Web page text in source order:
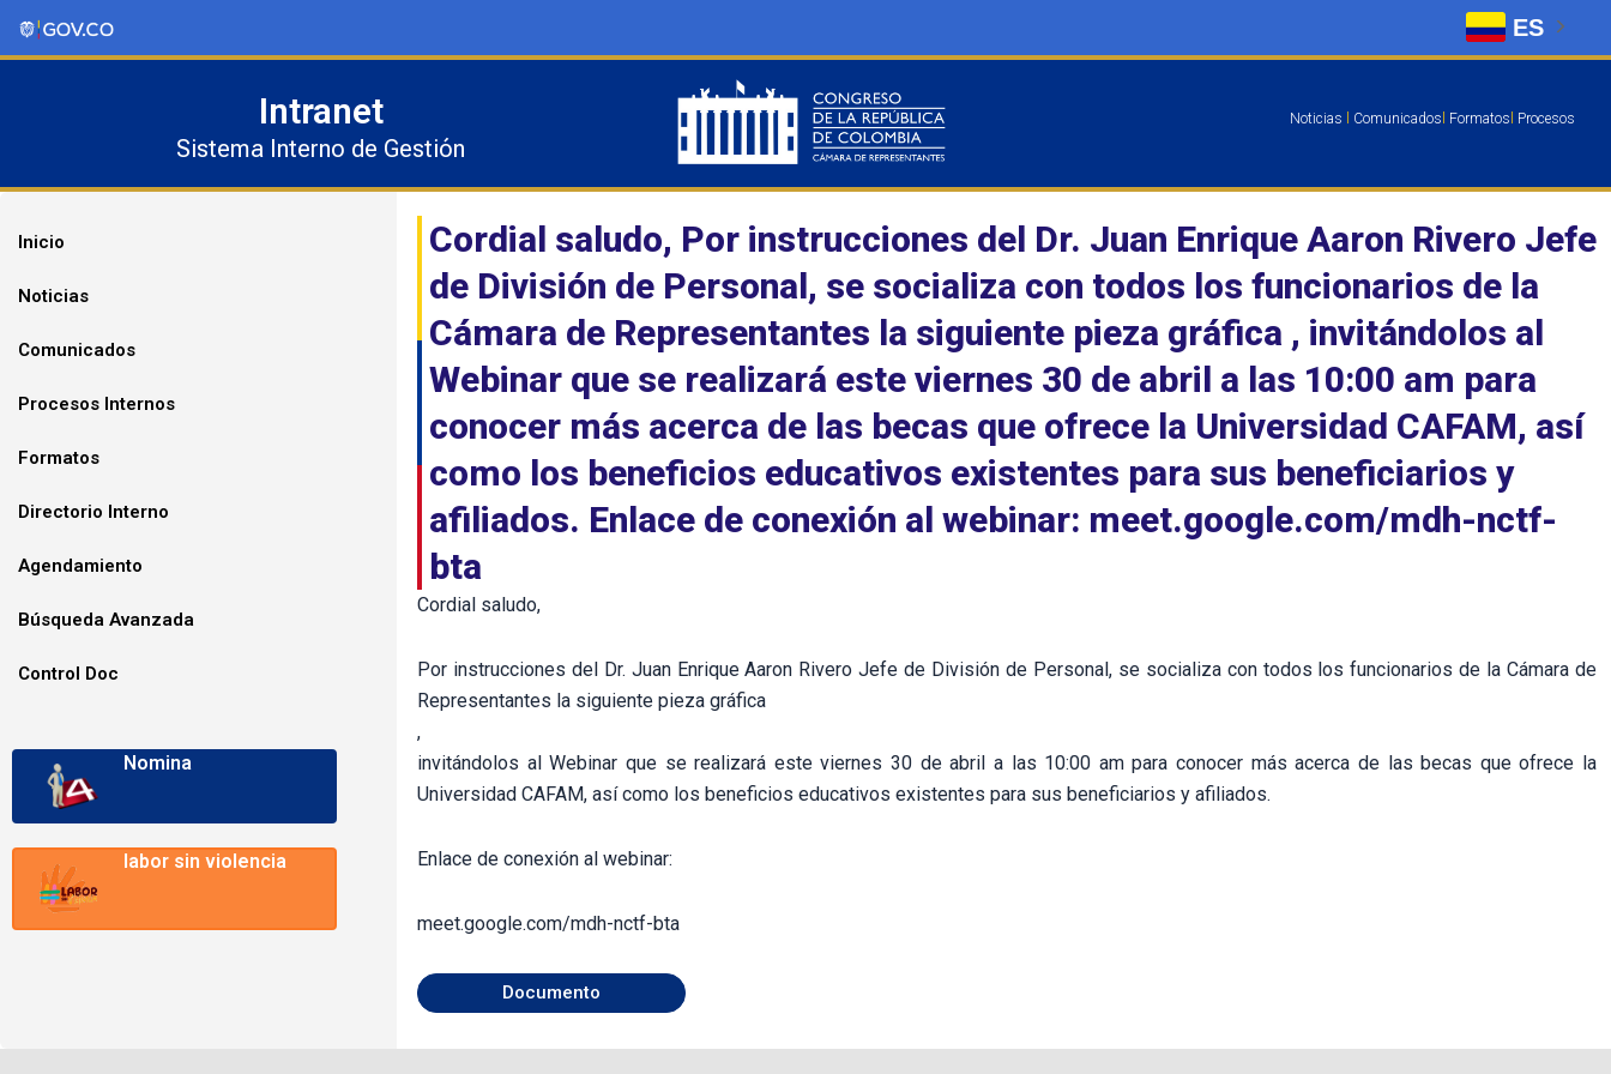
Intranet
Sistema Interno de Gestión
Noticias Comunicados Formatos Procesos
Inicio
Noticias
Comunicados
Procesos Internos
Formatos
Directorio Interno
Agendamiento
Búsqueda Avanzada
Control Doc
Nomina
labor sin violencia
Cordial saludo, Por instrucciones del Dr. Juan Enrique Aaron Rivero Jefe
de División de Personal, se socializa con todos los funcionarios de la
Cámara de Representantes la siguiente pieza gráfica , invitándolos al
Webinar que se realizará este viernes 30 de abril a las 10:00 am para
conocer más acerca de las becas que ofrece la Universidad CAFAM, así
como los beneficios educativos existentes para sus beneficiarios y
afiliados. Enlace de conexión al webinar: meet.google.com/mdh-nctf-
bta
Cordial saludo,
Por instrucciones del Dr. Juan Enrique Aaron Rivero Jefe de División de Personal, se socializa con todos los funcionarios de la Cámara de
Representantes la siguiente pieza gráfica
,
invitándolos al Webinar que se realizará este viernes 30 de abril a las 10:00 am para conocer más acerca de las becas que ofrece la
Universidad CAFAM, así como los beneficios educativos existentes para sus beneficiarios y afiliados.
Enlace de conexión al webinar:
meet.google.com/mdh-nctf-bta
Documento
ES